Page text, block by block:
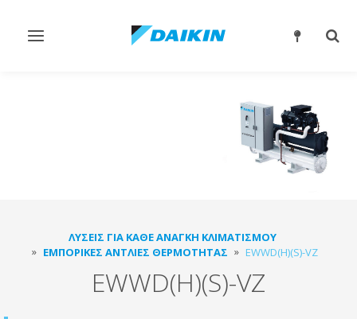
Εναλλαγή
ΛΎΣΕΙΣ ΓΙΑ ΚΆΘΕ ΑΝΆΓΚΗ ΚΛΙΜΑΤΙΣΜΟΎ
ΕΜΠΟΡΙΚΈΣ ΑΝΤΛΊΕΣ ΘΕΡΜΌΤΗΤΑΣ
EWWD(H)(S)-VZ
EWWD(H)(S)-VZ